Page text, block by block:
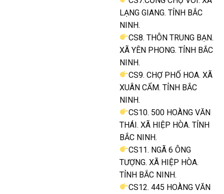
LẠNG GIANG. TỈNH BẮC
NINH.
CS8. THÔN TRUNG BẠN.
XÃ YÊN PHONG. TỈNH BẮC
NINH.
CS9. CHỢ PHỐ HOA. XÃ
XUÂN CẨM. TỈNH BẮC
NINH.
CS10. 500 HOÀNG VĂN
THÁI. XÃ HIỆP HÒA. TỈNH
BẮC NINH.
CS11. NGÃ 6 ÔNG
TƯỢNG. XÃ HIỆP HÒA.
TỈNH BẮC NINH.
CS12. 445 HOÀNG VĂN